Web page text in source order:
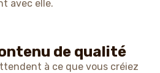
avec elle.
de qualité
à ce que vous créiez